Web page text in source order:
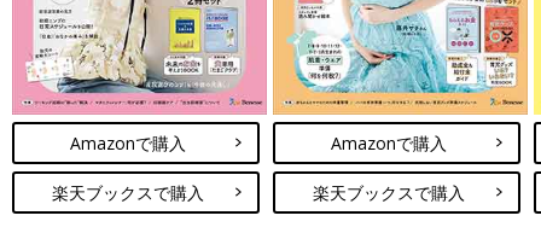
らにお買い得になっているアイテムは狙いどき！気になるパンツ
があれば、ぜひチェックしてみてくださいね。
(文・水川ちさ)
●記事内容でご紹介している投稿、リンク先は、削除される場合
があります。あらかじめご了承ください。
●記事の内容は2023年5月の情報で、現在と異なる場合がありま
す。
Amazonで購入
楽天ブックスで購入
Amazonで購入
楽天ブックスで購入